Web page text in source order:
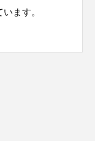
ます。